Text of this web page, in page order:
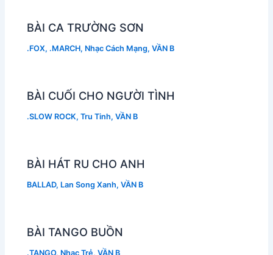
BÀI CA TRƯỜNG SƠN
.FOX, .MARCH, Nhạc Cách Mạng,VẦN B
BÀI CUỐI CHO NGƯỜI TÌNH
.SLOW ROCK,Tru Tinh,VẦN B
BÀI HÁT RU CHO ANH
BALLAD, Lan Song Xanh,VẦN B
BÀI TANGO BUỒN
.TANGO, Nhạc Trẻ,VẦN B